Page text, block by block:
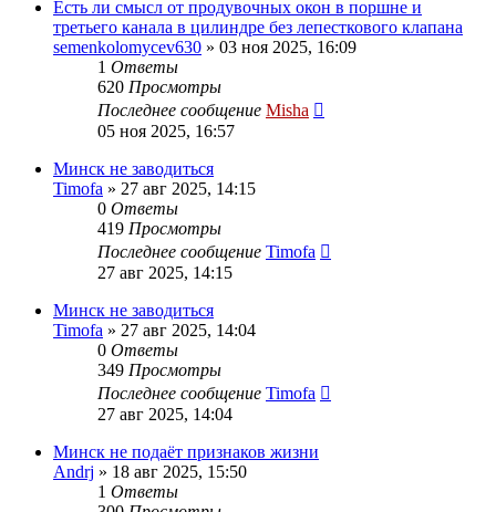
Есть ли смысл от продувочных окон в поршне и
третьего канала в цилиндре без лепесткового клапана
semenkolomycev630 » 03 ноя 2025, 16:09
1 Ответы
620 Просмотры
Последнее сообщение Misha
05 ноя 2025, 16:57
Минск не заводиться
Timofa » 27 авг 2025, 14:15
0 Ответы
419 Просмотры
Последнее сообщение Timofa
27 авг 2025, 14:15
Минск не заводиться
Timofa » 27 авг 2025, 14:04
0 Ответы
349 Просмотры
Последнее сообщение Timofa
27 авг 2025, 14:04
Минск не подаёт признаков жизни
Andrj » 18 авг 2025, 15:50
1 Ответы